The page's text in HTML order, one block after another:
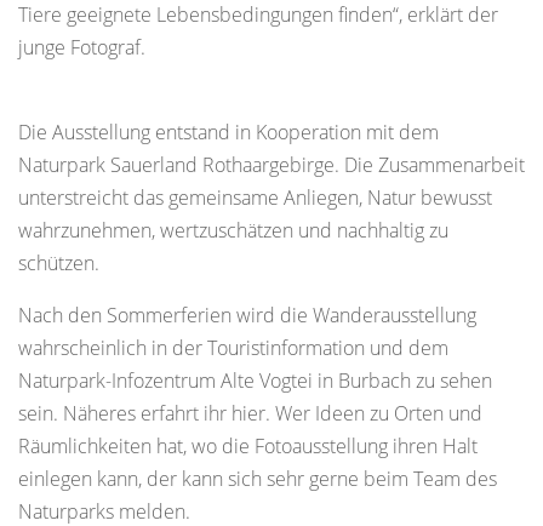
Tiere geeignete Lebensbedingungen finden“, erklärt der
junge Fotograf.
Die Ausstellung entstand in Kooperation mit dem
Naturpark Sauerland Rothaargebirge. Die Zusammenarbeit
unterstreicht das gemeinsame Anliegen, Natur bewusst
wahrzunehmen, wertzuschätzen und nachhaltig zu
schützen.
Nach den Sommerferien wird die Wanderausstellung
wahrscheinlich in der Touristinformation und dem
Naturpark-Infozentrum Alte Vogtei in Burbach zu sehen
sein. Näheres erfahrt ihr hier. Wer Ideen zu Orten und
Räumlichkeiten hat, wo die Fotoausstellung ihren Halt
einlegen kann, der kann sich sehr gerne beim Team des
Naturparks melden.